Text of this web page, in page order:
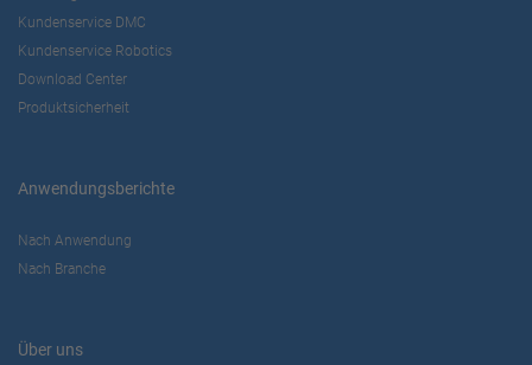
Kundenservice DMC
Kundenservice Robotics
Download Center
Produktsicherheit
Anwendungsberichte
Nach Anwendung
Nach Branche
Über uns